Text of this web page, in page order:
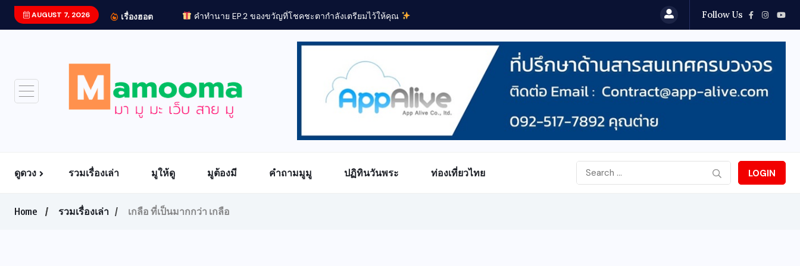
AUGUST 7, 2026 เรื่องฮอต Follow Us
ดูดวง รวมเรื่องเล่า มูให้ดู มูต้องมี คำถามมูมู ปฏิทินวันพระ ท่องเที่ยวไทย LOGIN
Home รวมเรื่องเล่า เกลือ ที่เป็นมากกว่า เกลือ